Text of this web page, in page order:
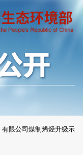
限公司煤制烯烃升级示